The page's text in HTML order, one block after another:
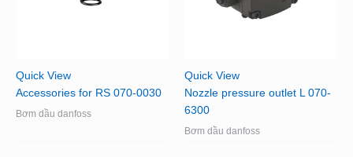
Quick View
Accessories for RS 070-0030
Bơm dầu danfoss
Quick View
Nozzle pressure outlet L 070-
6300
Bơm dầu danfoss